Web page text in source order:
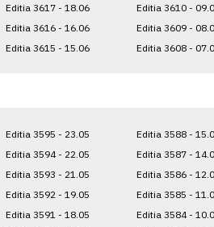
Editia 3617 - 18.06
Editia 3616 - 16.06
Editia 3615 - 15.06
Editia 3610 -
Editia 3609 -
Editia 3608 -
Editia 3595 - 23.05
Editia 3594 - 22.05
Editia 3593 - 21.05
Editia 3592 - 19.05
Editia 3591 - 18.05
Editia 3588 -
Editia 3587 -
Editia 3586 -
Editia 3585 -
Editia 3584 -